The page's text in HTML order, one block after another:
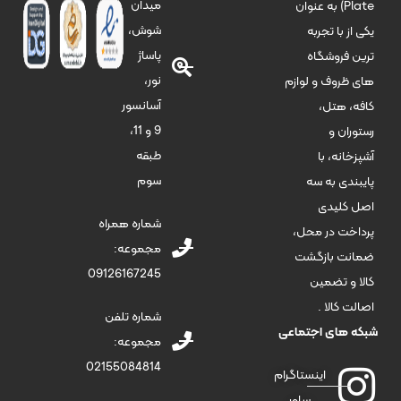
Plate) به عنوان
یکی از با تجربه
ترین فروشگاه
های ظروف و لوازم
کافه، هتل،
رستوران و
آشپزخانه، با
پایبندی به سه
اصل کلیدی
پرداخت در محل،
ضمانت بازگشت
کالا و تضمین
اصالت کالا .
شبکه های اجتماعی
اینستاگرام
میدان
شوش،
پاساژ
نور،
آسانسور
9 و 11،
طبقه
سوم
شماره همراه
مجموعه:
09126167245
شماره تلفن
مجموعه:
02155084814